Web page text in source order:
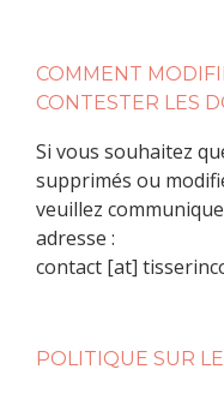
COMMENT
CONTESTER LES
Si vous souhaitez
supprimés ou
veuillez
adresse :
contact [at]
POLITIQUE SUR